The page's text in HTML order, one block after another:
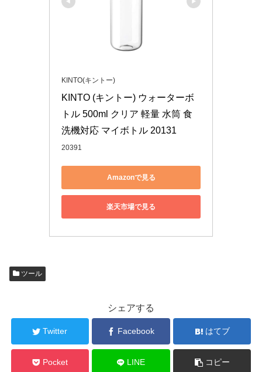
KINTO(キントー)
KINTO (キントー) ウォーターボ
トル 500ml クリア 軽量 水筒 食
洗機対応 マイボトル 20131
20391
Amazonで見る
楽天市場で見る
ツール
シェアする
Twitter Facebook はてブ
Pocket LINE コピー